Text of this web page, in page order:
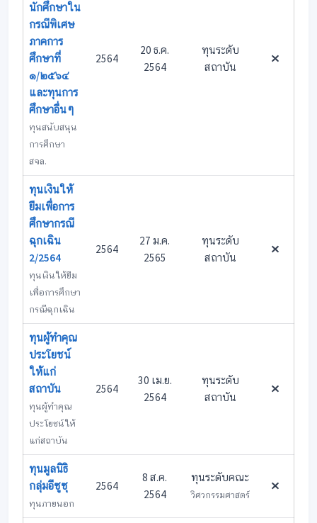
นักศึกษาใน
กรณีพิเศษ
ภาคการ
ศึกษาที่
๑/๒๕๖๔
และทุนการ
ศึกษาอื่นๆ
ทุนสนับสนุน
การศึกษา
สจล.
2564
20 ธ.ค.
2564
ทุนระดับ
สถาบัน
ทุนเงินให้
ยืมเพื่อการ
ศึกษากรณี
ฉุกเฉิน
2/2564
ทุนเงินให้ยืม
เพื่อการศึกษา
กรณีฉุกเฉิน
2564
27 ม.ค.
2565
ทุนระดับ
สถาบัน
ทุนผู้ทำคุณ
ประโยชน์
ให้แก่
สถาบัน
ทุนผู้ทำคุณ
ประโยชน์ให้
แก่สถาบัน
2564
30 เม.ย.
2564
ทุนระดับ
สถาบัน
ทุนมูลนิธิ
กลุ่มอีซูซุ
ทุนภายนอก
2564
8 ส.ค.
2564
ทุนระดับคณะ
วิศวกรรมศาสตร์